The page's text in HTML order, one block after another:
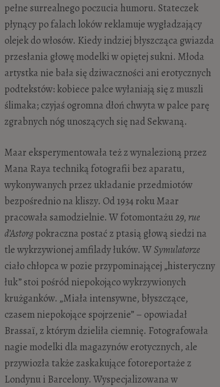
pełne surrealnego poczucia humoru. Stateczek
płynący po falach loków reklamuje wygładzający
olejek do włosów. Kiedy indziej błyszcząca gwiazda
przesłania głowę modelki w opiętej sukni. Młoda
artystka nie bała się dziwaczności ani erotycznych
podtekstów: kobiece palce wyłaniają się z muszli
ślimaka; czyjaś ogromna dłoń chwyta w palce parę
zgrabnych nóg unoszących się nad Sekwaną.
Maar eksperymentowała też z wynalezioną przez
Mana Raya techniką fotografii bez aparatu,
wykonywanych przez układanie przedmiotów
bezpośrednio na kliszy. Od 1934 roku Maar
pracowała samodzielnie. W fotomontażu29, rue
d’Astorgpokraczna postać z ptasią głową siedzi na
tle wykrzywionej amfilady łuków. WSymulatorze
ciało chłopca w pozie przypominającej „histeryczny
łuk” stoi pośród niepokojąco wykrzywionych
krużganków. „Miała intensywne, błyszczące,
czasem niepokojące spojrzenie” – opowiadał
Brassaï, z którym dzieliła ciemnię. Fotografowała
nagie modelki dla magazynów erotycznych, ale
przywiozła także zaskakujące fotoreportaże z
Londynu i Barcelony. Wyspecjalizowana w